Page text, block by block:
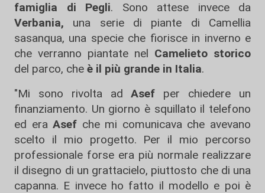
famiglia di Pegli. Sono attese invece da
Verbania, una serie di piante di Camellia
sasanqua, una specie che fiorisce in inverno e
che verranno piantate nel Camelieto storico
del parco, che è il più grande in Italia.
"Mi sono rivolta adAsef per chiedere un
finanziamento. Un giorno è squillato il telefono
ed eraAsef che mi comunicava che avevano
scelto il mio progetto. Per il mio percorso
professionale forse era più normale realizzare
il disegno di un grattacielo, piuttosto che di una
capanna. E invece ho fatto il modello e poi è